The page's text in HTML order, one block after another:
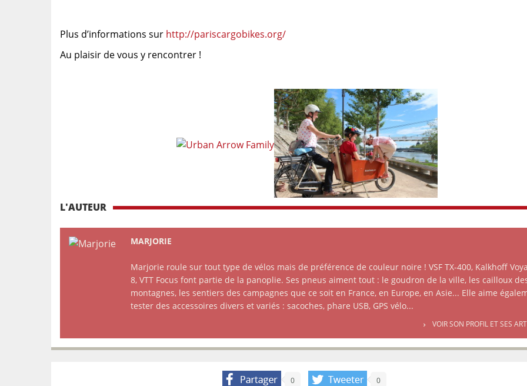
Plus d’informations sur http://pariscargobikes.org/
Au plaisir de vous y rencontrer !
L'AUTEUR
MARJORIE
Marjorie roule sur tout type de vélos mais de préférence de couleur noire ! VSF TX-400, Kalkhoff
8, VTT Focus font partie de la panoplie. Ses pneus aiment tout : le goudron de la ville, les cailloux
montagnes, les sentiers des campagnes que ce soit en France, en Europe, en Asie... Elle aime
tester des accessoires divers et variés : sacoches, phare USB, GPS vélo...
VOIR SON PROFIL ET SES
0 0